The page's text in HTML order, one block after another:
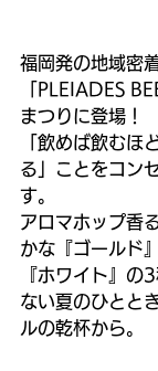
福岡発の地域密
「PLEIADES
まつりに登場！
「飲めば飲むほ
る」ことをコン
す。
アロマホップ香
かな『ゴールド
『ホワイト』の
ない夏のひとと
ルの乾杯から。